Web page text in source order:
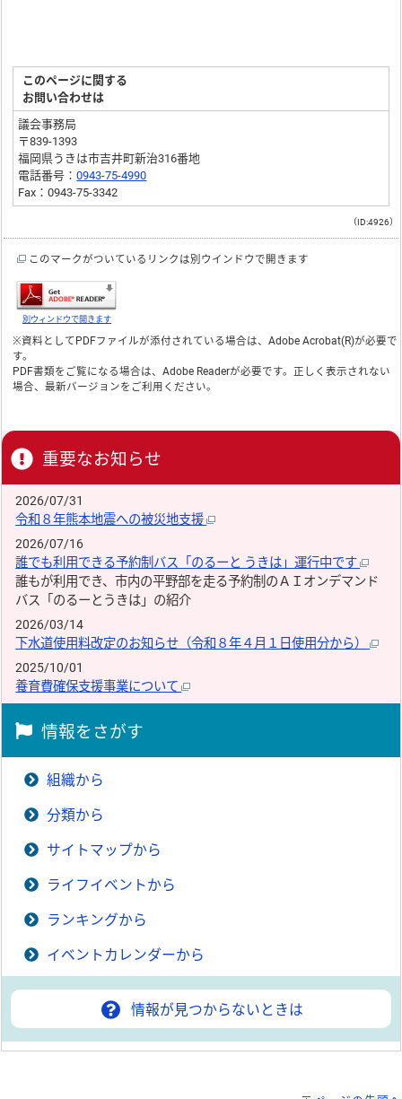
このページに関する
お問い合わせは
議会事務局
〒839-1393
福岡県うきは市吉井町新治316番地
電話番号：0943-75-4990
Fax：0943-75-3342
（ID:4926）
このマークがついているリンクは別ウインドウで開きます
別ウィンドウで開きます
※資料としてPDFファイルが添付されている場合は、Adobe Acrobat(R)が必要で
す。
PDF書類をご覧になる場合は、Adobe Readerが必要です。正しく表示されない
場合、最新バージョンをご利用ください。
重要なお知らせ
2026/07/31
令和８年熊本地震への被災地支援
2026/07/16
誰でも利用できる予約制バス「のるーと うきは」運行中です
誰もが利用でき、市内の平野部を走る予約制のＡＩオンデマンド
バス「のるーとうきは」の紹介
2026/03/14
下水道使用料改定のお知らせ（令和８年４月１日使用分から）
2025/10/01
養育費確保支援事業について
情報をさがす
組織から
分類から
サイトマップから
ライフイベントから
ランキングから
イベントカレンダーから
情報が見つからないときは